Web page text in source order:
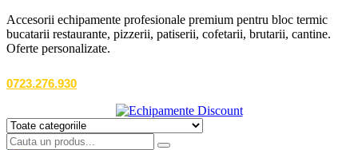
Accesorii echipamente profesionale premium pentru bloc termic
bucatarii restaurante, pizzerii, patiserii, cofetarii, brutarii, cantine.
Oferte personalizate.
0723.276.930